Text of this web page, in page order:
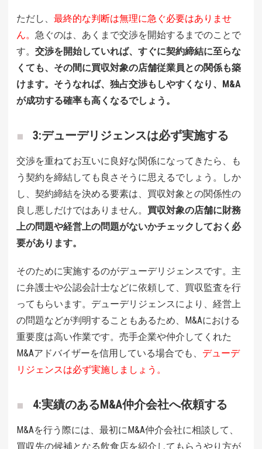
ただし、 最終的な判断は無理に急ぐ必要はありませ
ん。 急ぐのは、あくまで交渉を開始するまでのことで
す。 交渉を開始していれば、すぐに契約締結に至らな
くても、その間に買収対象の店舗従業員との関係も築
けます。そうなれば、独占交渉もしやすくなり、M&A
が成功する確率も高くなるでしょう。
3:デューデリジェンスは必ず実施する
交渉を重ねてお互いに良好な関係になってきたら、も
う契約を締結しても良さそうに思えるでしょう。しか
し、契約締結を決める要素は、買収対象との関係性の
良し悪しだけではありません。 買収対象の店舗に財務
上の問題や経営上の問題がないかチェックしておく必
要があります。
そのために実施するのがデューデリジェンスです。主
に弁護士や公認会計士などに依頼して、買収監査を行
ってもらいます。デューデリジェンスにより、経営上
の問題などが判明することもあるため、M&Aにおける
重要度は高い作業です。売手企業や仲介してくれた
M&Aアドバイザーを信用している場合でも、 デューデ
リジェンスは必ず実施しましょう。
4:実績のあるM&A仲介会社へ依頼する
M&Aを行う際には、最初にM&A仲介会社に相談して、
買収先の候補となる飲食店を紹介してもらうやり方が